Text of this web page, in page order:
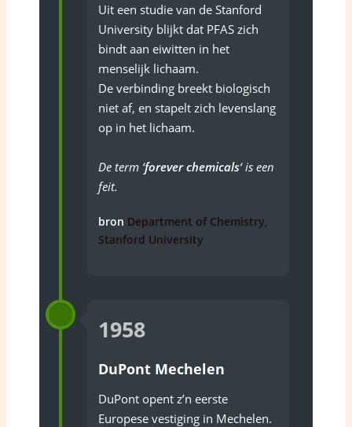
Uit een studie van de Stanford
University blijkt dat PFAS zich
bindt aan eiwitten in het
menselijk lichaam.
De verbinding breekt biologisch
niet af, en stapelt zich levenslang
op in het lichaam.
De term ‘forever chemicals‘ is een
feit.
bron Department of Chemistry,
Stanford University
1958
DuPont Mechelen
DuPont opent z’n eerste
Europese vestiging in Mechelen.